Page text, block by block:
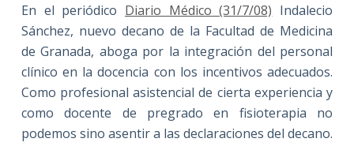
En el periódico Diario Médico (31/7/08) Indalecio
Sánchez, nuevo decano de la Facultad de Medicina
de Granada, aboga por la integración del personal
clínico en la docencia con los incentivos adecuados.
Como profesional asistencial de cierta experiencia y
como docente de pregrado en fisioterapia no
podemos sino asentir a las declaraciones del decano.